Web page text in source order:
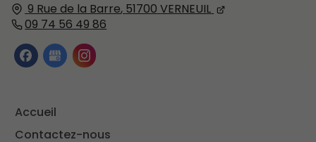
9 Rue de la Barre, 51700 VERNEUIL
09 74 56 49 86
Accueil
Contactez-nous